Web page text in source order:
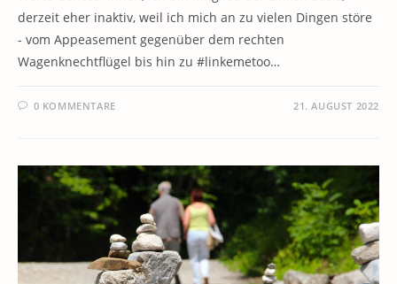
derzeit eher inaktiv, weil ich mich an zu vielen Dingen störe
- vom Appeasement gegenüber dem rechten
Wagenknechtflügel bis hin zu #linkemetoo…
0 KOMMENTARE 21. AUGUST 2022